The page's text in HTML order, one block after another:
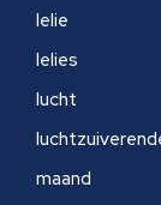
lelie
lelies
lucht
maand